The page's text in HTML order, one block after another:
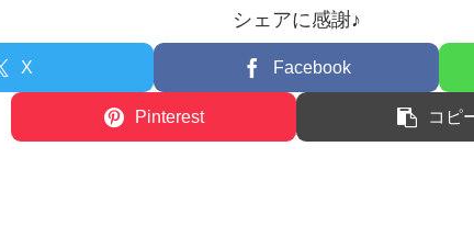
シェアに感謝♪
X Facebook
Pinterest コピ